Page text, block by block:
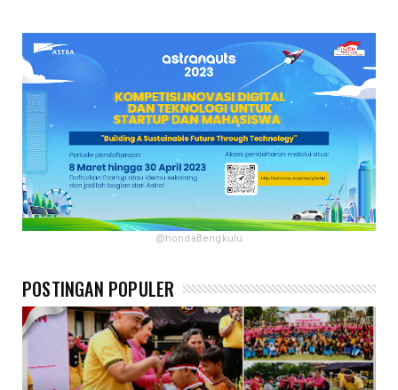
@hondaBengkulu
POSTINGAN POPULER